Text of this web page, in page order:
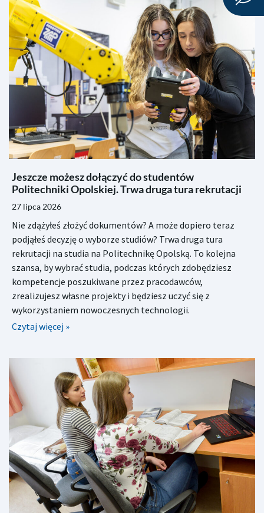
Jeszcze możesz dołączyć do studentów
Politechniki Opolskiej. Trwa druga tura rekrutacji
27 lipca 2026
Nie zdążyłeś złożyć dokumentów? A może dopiero teraz
podjąłeś decyzję o wyborze studiów? Trwa druga tura
rekrutacji na studia na Politechnikę Opolską. To kolejna
szansa, by wybrać studia, podczas których zdobędziesz
kompetencje poszukiwane przez pracodawców,
zrealizujesz własne projekty i będziesz uczyć się z
wykorzystaniem nowoczesnych technologii.
Czytaj więcej »